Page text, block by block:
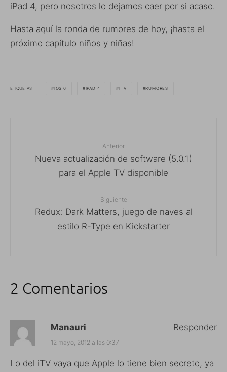
iPad 4, pero nosotros lo dejamos caer por si acaso.
Hasta aquí la ronda de rumores de hoy, ¡hasta el
próximo capítulo niños y niñas!
ETIQUETAS IOS 6 IPAD 4 ITV RUMORES
Anterior
Nueva actualización de software (5.0.1)
para el Apple TV disponible
Siguiente
Redux: Dark Matters, juego de naves al
estilo R-Type en Kickstarter
2 Comentarios
Manauri
12 mayo, 2012 a las 0:37
Lo del iTV vaya que Apple lo tiene bien secreto, ya
Responder